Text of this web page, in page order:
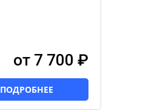
от 7 700 ₽
ПОДРОБНЕЕ